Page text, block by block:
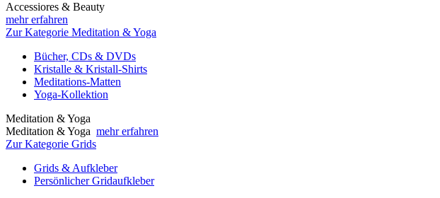
Accessiores & Beauty
mehr erfahren
Zur Kategorie Meditation & Yoga
Bücher, CDs & DVDs
Kristalle & Kristall-Shirts
Meditations-Matten
Yoga-Kollektion
Meditation & Yoga
Meditation & Yoga mehr erfahren
Zur Kategorie Grids
Grids & Aufkleber
Persönlicher Gridaufkleber